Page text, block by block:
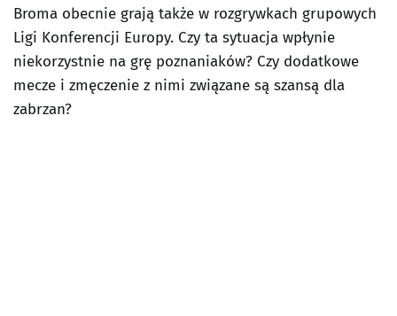
Broma obecnie grają także w rozgrywkach grupowych
Ligi Konferencji Europy. Czy ta sytuacja wpłynie
niekorzystnie na grę poznaniaków? Czy dodatkowe
mecze i zmęczenie z nimi związane są szansą dla
zabrzan?